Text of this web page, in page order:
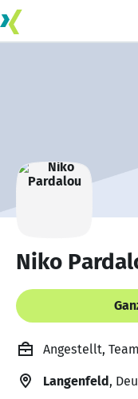
Niko
Angestellt,
Langenfeld,